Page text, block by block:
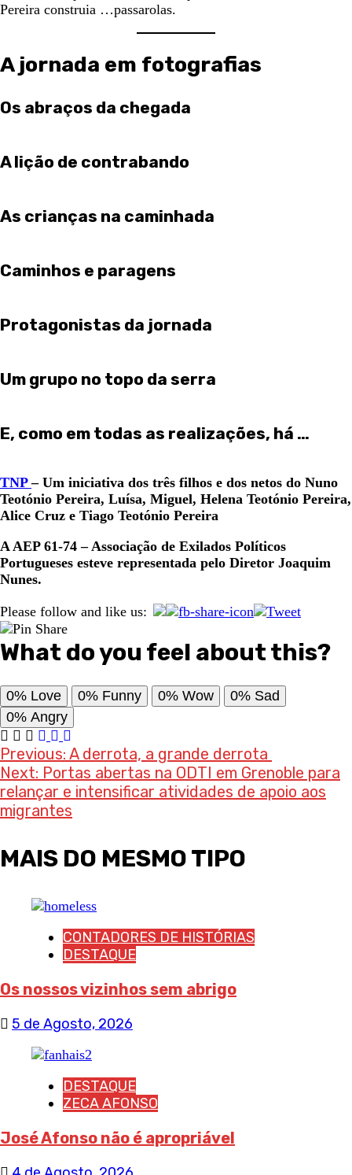
Pereira construia …passarolas.
A jornada em fotografias
Os abraços da chegada
A lição de contrabando
As crianças na caminhada
Caminhos e paragens
Protagonistas da jornada
Um grupo no topo da serra
E, como em todas as realizações, há …
TNP– Um iniciativa dos três filhos e dos netos do Nuno
Teotónio Pereira, Luísa, Miguel, Helena Teotónio Pereira,
Alice Cruz e Tiago Teotónio Pereira
A AEP 61-74 – Associação de Exilados Políticos
Portugueses esteve representada pelo Diretor Joaquim
Nunes.
Please follow and like us:
What do you feel about this?
0% Love 0% Funny 0% Wow 0% Sad
0% Angry
Post
navigation
Previous: A derrota, a grande derrota
Next: Portas abertas na ODTI em Grenoble para
relançar e intensificar atividades de apoio aos
migrantes
MAIS DO MESMO TIPO
CONTADORES DE HISTÓRIAS
DESTAQUE
Os nossos vizinhos sem abrigo
5 de Agosto, 2026
DESTAQUE
ZECA AFONSO
José Afonso não é apropriável